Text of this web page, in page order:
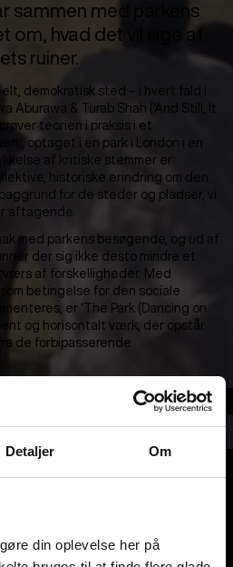
Detaljer Om
din oplevelse her på
sammen med parkens
om, hvad det vil sige at
ruiner.
demokratisk sted – i hvert fald i
Aburawa & Turab Shah (‘And Still, It
teorien i praksis i et
optaget i en park i London i en
af kritiske stemmer er
historiske erindring om den
for de steder og pladser, vi
aftagende.
med parkens besøgende, og ud af
der sig ikke desto mindre et
af forskelligheder. Med
betingelse for den sociale
er ‘The Park (Dancing on
og horisontalt værk, der opstår
de forbipasserende.
AUDIENCE AWARD 2026